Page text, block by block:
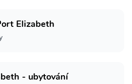
Elizabeth
- ubytování